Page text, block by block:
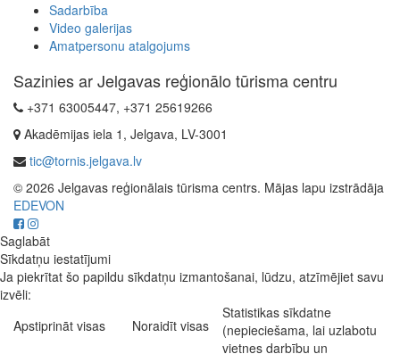
Sadarbība
Video galerijas
Amatpersonu atalgojums
Sazinies ar Jelgavas reģionālo tūrisma centru
+371 63005447, +371 25619266
Akadēmijas iela 1, Jelgava, LV-3001
tic@tornis.jelgava.lv
© 2026 Jelgavas reģionālais tūrisma centrs. Mājas lapu izstrādāja
EDEVON
Saglabāt
Sīkdatņu iestatījumi
Ja piekrītat šo papildu sīkdatņu izmantošanai, lūdzu, atzīmējiet savu
izvēli:
Apstiprināt visas
Noraidīt visas
Statistikas sīkdatne
(nepieciešama, lai uzlabotu
vietnes darbību un